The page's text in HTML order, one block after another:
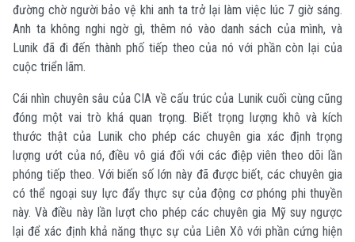
đường chờ người bảo vệ khi anh ta trở lại làm việc lúc 7 giờ sáng.
Anh ta không nghi ngờ gì, thêm nó vào danh sách của mình, và
Lunik đã đi đến thành phố tiếp theo của nó với phần còn lại của
cuộc triển lãm.
Cái nhìn chuyên sâu của CIA về cấu trúc của Lunik cuối cùng cũng
đóng một vai trò khá quan trọng. Biết trọng lượng khô và kích
thước thật của Lunik cho phép các chuyên gia xác định trọng
lượng ướt của nó, điều vô giá đối với các điệp viên theo dõi lần
phóng tiếp theo. Với biến số lớn này đã được biết, các chuyên gia
có thể ngoại suy lực đẩy thực sự của động cơ phóng phi thuyền
này. Và điều này lần lượt cho phép các chuyên gia Mỹ suy ngược
lại để xác định khả năng thực sự của Liên Xô với phần cứng hiện